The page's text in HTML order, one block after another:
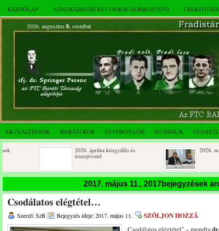
KEZDŐLAP ADATKEZELÉSI ÉS COOKIE TÁJÉKOZTATÓ
2026. augusztus 8.szombat
AKTUALITÁSOK BARÁTI KÖR ÉVFORDULÓK INTERJÚK
2026. áprilisi közgyűlés és
2026. márciusi
Születésnapi koszorúzások
Rendkívüli
novemberi
Az FTC Baráti Kör 2025. októberi
összejövetel
2017. május 11., 2017bejegyzések
Csodálatos elégtétel…
Szerző: SzB Bejegyzés ideje: 2017. május 11. SZÓLJON HOZZÁ
„Csodálatos elégtétel” – mondta